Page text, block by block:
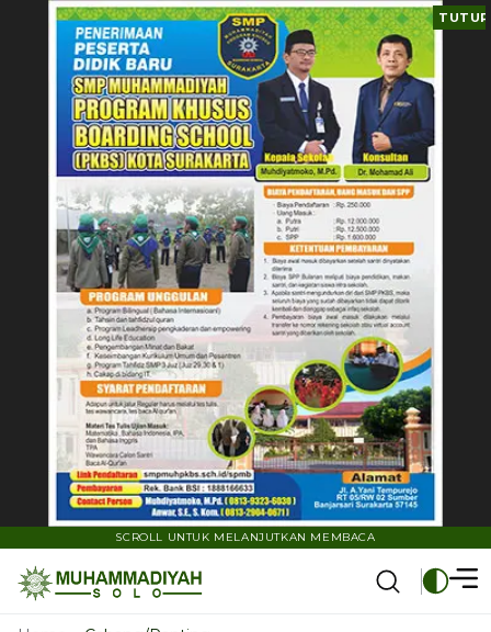
TUTUP
SCROLL UNTUK MELANJUTKAN MEMBACA